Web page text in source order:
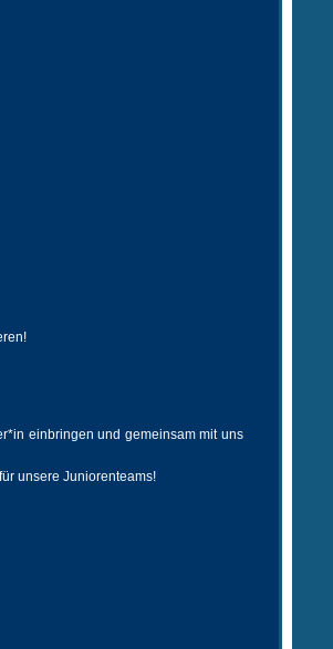
einbringen und gemeinsam mit uns
unsere Juniorenteams!